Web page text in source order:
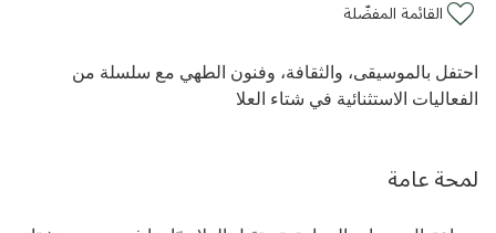
القائمة المفضّلة
احتفل بالموسيقى، والثقافة، وفنون الطهي مع سلسلة من
الفعاليات الاستثنائية في شتاء العلا
لمحة عامة